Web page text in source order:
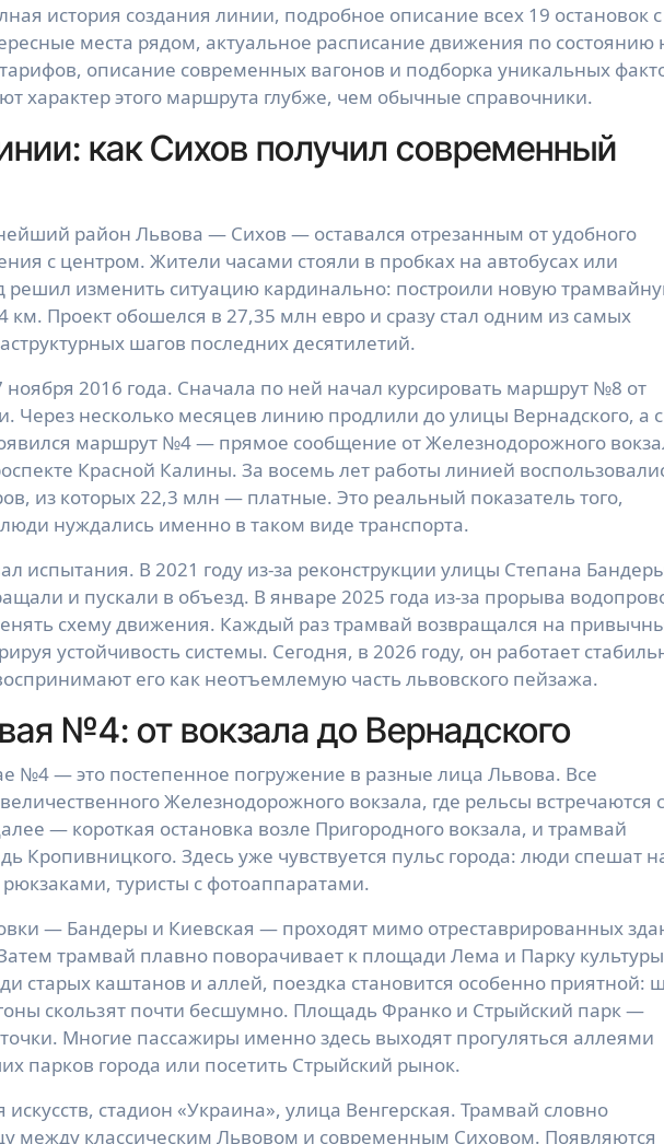
история создания линии, подробное описание всех 19 остановок с
места рядом, актуальное расписание движения по состоянию
описание современных вагонов и подборка уникальных
характер этого маршрута глубже, чем обычные справочники.
как Сихов получил современный
район Львова — Сихов — оставался отрезанным от удобного
с центром. Жители часами стояли в пробках на автобусах или
решил изменить ситуацию кардинально: построили новую
Проект обошелся в 27,35 млн евро и сразу стал одним из самых
шагов последних десятилетий.
2016 года. Сначала по ней начал курсировать маршрут №8 от
Через несколько месяцев линию продлили до улицы Вернадского, а с
маршрут №4 — прямое сообщение от Железнодорожного
Красной Калины. За восемь лет работы линией
из которых 22,3 млн — платные. Это реальный показатель того,
нуждались именно в таком виде транспорта.
испытания. В 2021 году из-за реконструкции улицы Степана
и пускали в объезд. В январе 2025 года из-за прорыва
схему движения. Каждый раз трамвай возвращался на
устойчивость системы. Сегодня, в 2026 году, он работает
его как неотъемлемую часть львовского пейзажа.
№4: от вокзала до Вернадского
№4 — это постепенное погружение в разные лица Львова. Все
Железнодорожного вокзала, где рельсы встречаются с
— короткая остановка возле Пригородного вокзала, и трамвай
Кропивницкого. Здесь уже чувствуется пульс города: люди спешат
рюкзаками, туристы с фотоаппаратами.
— Бандеры и Киевская — проходят мимо отреставрированных
трамвай плавно поворачивает к площади Лема и Парку
старых каштанов и аллей, поездка становится особенно приятной:
скользят почти бесшумно. Площадь Франко и Стрыйский парк —
Многие пассажиры именно здесь выходят прогуляться аллеями
парков города или посетить Стрыйский рынок.
стадион «Украина», улица Венгерская. Трамвай словно
между классическим Львовом и современным Сиховом. Появляются